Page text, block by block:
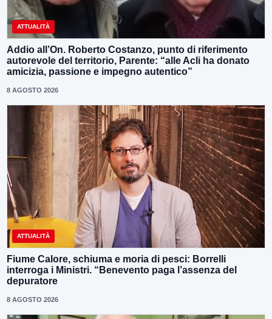
ATTUALITÀ
Addio all’On. Roberto Costanzo, punto di riferimento
autorevole del territorio, Parente: “alle Acli ha donato
amicizia, passione e impegno autentico”
8 AGOSTO 2026
ATTUALITÀ
Fiume Calore, schiuma e moria di pesci: Borrelli
interroga i Ministri. “Benevento paga l’assenza del
depuratore
8 AGOSTO 2026